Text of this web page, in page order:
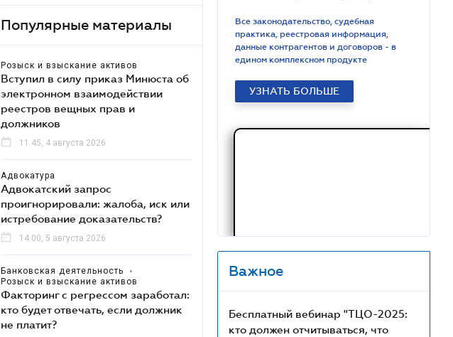
Популярные материалы
Розыск и взыскание активов
Вступил в силу приказ Минюста об
электронном взаимодействии
реестров вещных прав и
должников
11.45, 4 августа 2026
Адвокатура
Адвокатский запрос
проигнорировали: жалоба, иск или
истребование доказательств?
14.00, 5 августа 2026
Банковская деятельность •
Розыск и взыскание активов
Факторинг с регрессом заработал:
кто будет отвечать, если должник
не платит?
Все законодательство, судебная
практика, реестровая информация,
данные контрагентов и договоров - в
едином комплексном продукте
УЗНАТЬ БОЛЬШЕ
Важное
Бесплатный вебинар "ТЦО-2025:
кто должен отчитываться, что